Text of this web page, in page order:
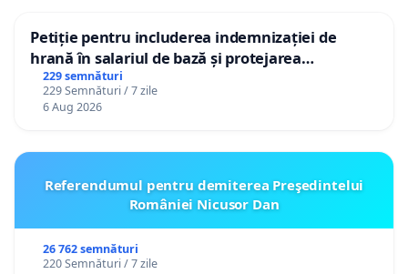
Petiție pentru includerea indemnizației de
hrană în salariul de bază și protejarea
gradațiilor de vechime pentru asistenții
personali
229 semnături
229 Semnături / 7 zile
6 Aug 2026
Referendumul pentru demiterea Preşedintelui
României Nicusor Dan
26 762 semnături
220 Semnături / 7 zile